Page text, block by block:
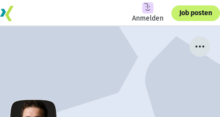
Anmelden
Job posten